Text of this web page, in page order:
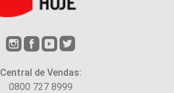
Central de Vendas:
0800 727 8999